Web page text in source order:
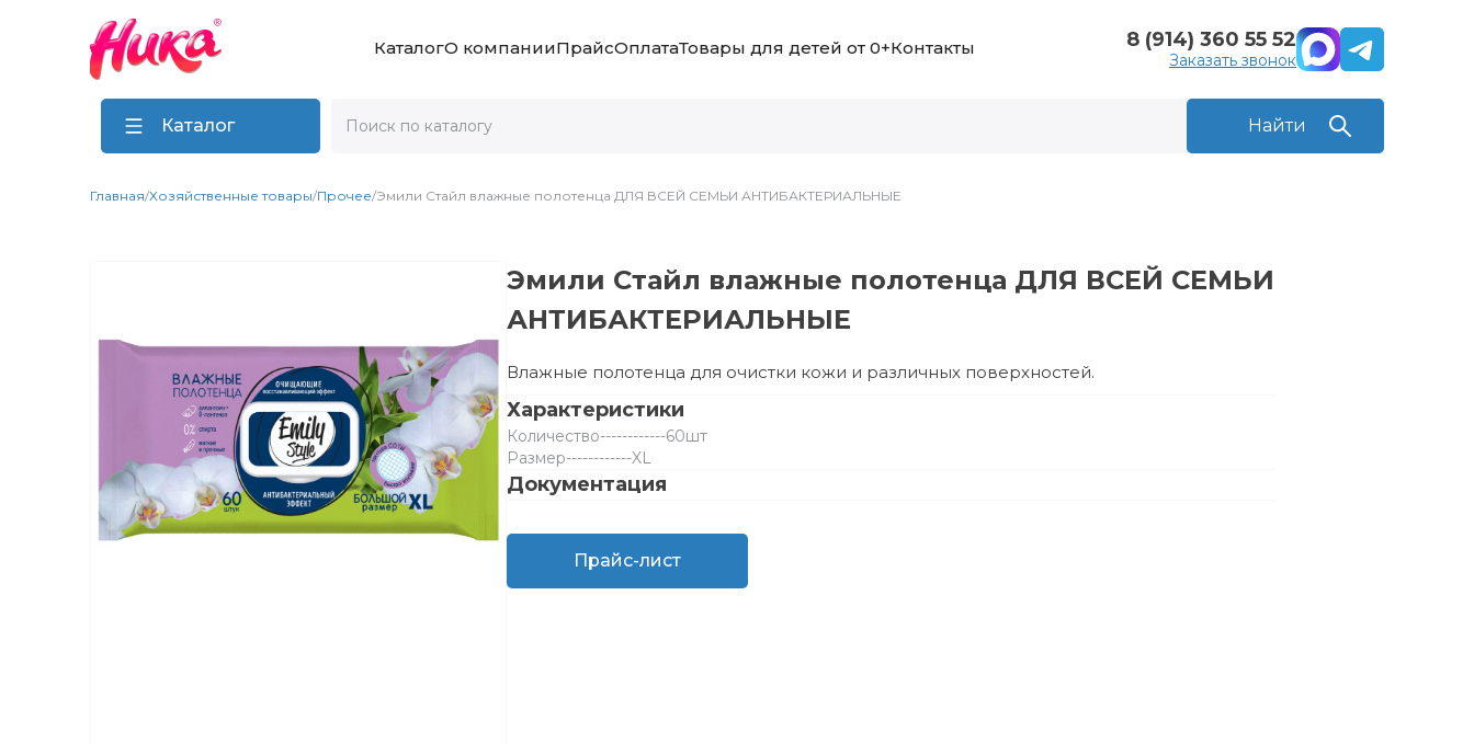
КаталогО компанииПрайсОплатаТовары для детей от 0+Контакты 8 (914) 360 55 52
Заказать звонок
Каталог
Главная/Хозяйственные товары/Прочее/Эмили Стайл влажные полотенца ДЛЯ ВСЕЙ СЕМЬИ АНТИБАКТЕРИАЛЬНЫЕ
Эмили Стайл влажные полотенца ДЛЯ ВСЕЙ СЕМЬИ
АНТИБАКТЕРИАЛЬНЫЕ
Влажные полотенца для очистки кожи и различных поверхностей.
Характеристики
Количество------------60шт
Размер------------XL
Документация
Прайс-лист